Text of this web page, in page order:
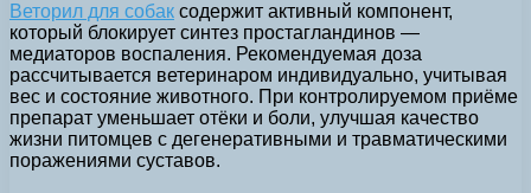
Веторил для собак содержит активный компонент,
который блокирует синтез простагландинов —
медиаторов воспаления. Рекомендуемая доза
рассчитывается ветеринаром индивидуально, учитывая
вес и состояние животного. При контролируемом приёме
препарат уменьшает отёки и боли, улучшая качество
жизни питомцев с дегенеративными и травматическими
поражениями суставов.